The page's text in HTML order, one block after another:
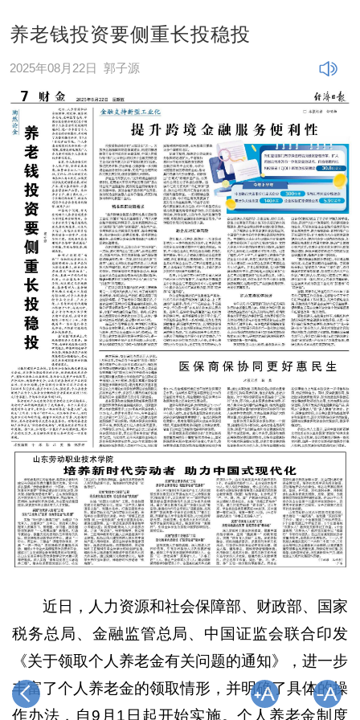
养老钱投资要侧重长投稳投
2025年08月22日 郭子源
近日，人力资源和社会保障部、财政部、国家
税务总局、金融监管总局、中国证监会联合印发
《关于领取个人养老金有关问题的通知》，进一步
丰富了个人养老金的领取情形，并明确了具体的操
作办法，自9月1日起开始实施。个人养老金制度